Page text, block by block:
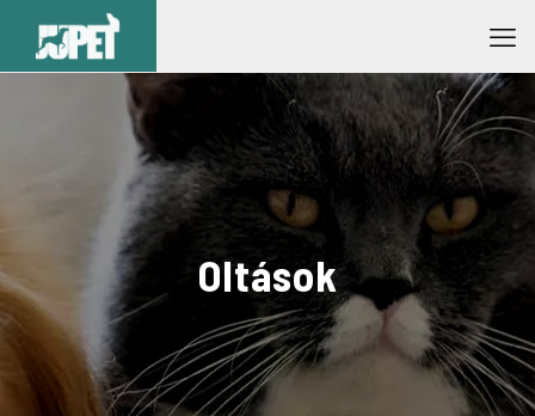
Oltások